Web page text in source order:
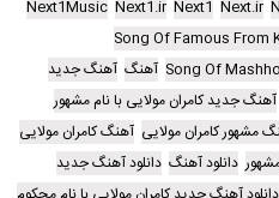
Next.ir
Next1
Next1.ir
Next1Music
Song Of Famous From
Song Of آهنگ آهنگ جدید
آهنگ جدید کامران مولایی با نام مشهور
مشهور کامران مولایی آهنگ کامران مولایی
دانلود آهنگ دانلود آهنگ جدید